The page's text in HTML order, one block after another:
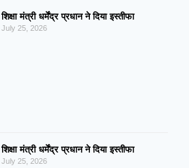
शिक्षा मंत्री धर्मेंद्र प्रधान ने दिया इस्तीफा
July 25, 2026
शिक्षा मंत्री धर्मेंद्र प्रधान ने दिया इस्तीफा
July 25, 2026